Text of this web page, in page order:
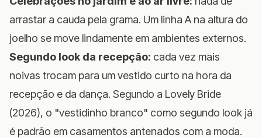
arrastar a cauda pela grama. Um linha A na altura do
joelho se move lindamente em ambientes externos.
Segundo look da recepção: cada vez mais
noivas trocam para um vestido curto na hora da
recepção e da dança. Segundo a Lovely Bride
(2026), o "vestidinho branco" como segundo look já
é padrão em casamentos antenados com a moda.